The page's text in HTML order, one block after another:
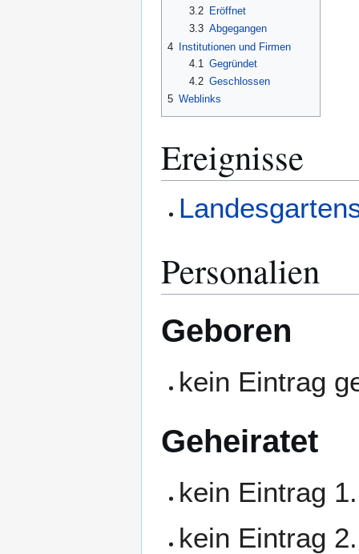
3.2
Eröffnet
3.3 Abgegangen
4 Institutionen und Firmen
4.1 Gegründet
4.2 Geschlossen
5 Weblinks
Ereignisse
Personalien
Geboren
kein Eintrag
Geheiratet
kein Eintrag
kein Eintrag